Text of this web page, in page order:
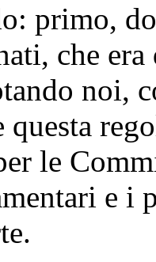
primo,
che era
noi,
questa
le
e i